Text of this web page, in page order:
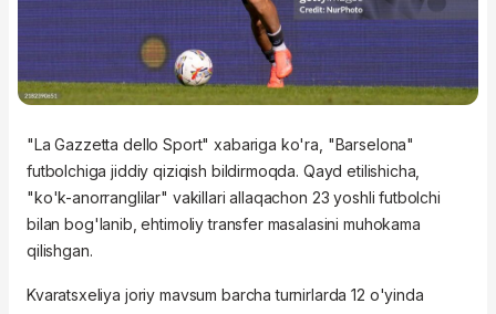
"La Gazzetta dello Sport" xabariga ko'ra, "Barselona"
futbolchiga jiddiy qiziqish bildirmoqda. Qayd etilishicha,
"ko'k-anorranglilar" vakillari allaqachon 23 yoshli futbolchi
bilan bog'lanib, ehtimoliy transfer masalasini muhokama
qilishgan.
Kvaratsxeliya joriy mavsum barcha turnirlarda 12 o'yinda